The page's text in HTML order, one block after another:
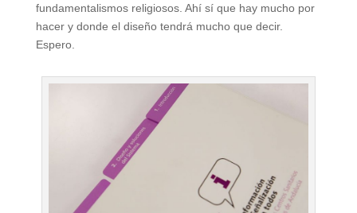
fundamentalismos religiosos. Ahí sí que hay mucho por
hacer y donde el diseño tendrá mucho que decir.
Espero.